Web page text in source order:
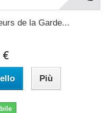
de la Garde...
€
Più